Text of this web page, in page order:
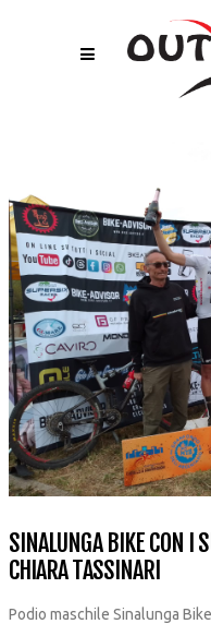
SINALUNGA BIKE CON I
CHIARA TASSINARI
Podio maschile Sinalunga